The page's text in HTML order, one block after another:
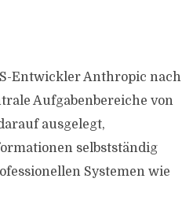
Entwickler Anthropic nach
Aufgabenbereiche von
ausgelegt,
selbstständig
Systemen wie